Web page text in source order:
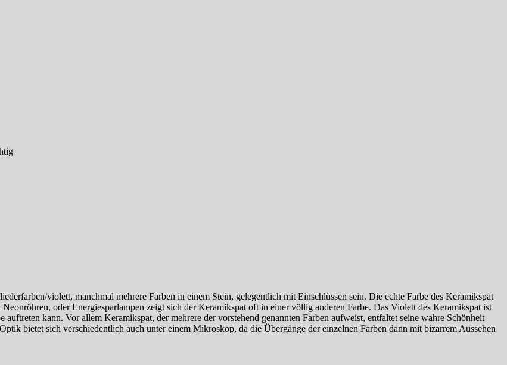
violett, manchmal mehrere Farben in einem Stein, gelegentlich mit Einschlüssen sein. Die echte Farbe des Keramikspat
oder Energiesparlampen zeigt sich der Keramikspat oft in einer völlig anderen Farbe. Das Violett des Keramikspat ist
kann. Vor allem Keramikspat, der mehrere der vorstehend genannten Farben aufweist, entfaltet seine wahre Schönheit
bietet sich verschiedentlich auch unter einem Mikroskop, da die Übergänge der einzelnen Farben dann mit bizarrem Aussehen